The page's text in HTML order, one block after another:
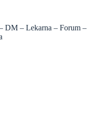
DM – Lekarna – Forum –